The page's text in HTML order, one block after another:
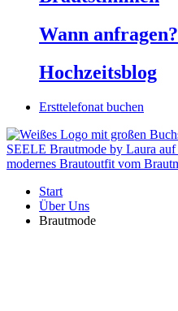
Wann anfragen?
Hochzeits­blog
Ersttelefonat buchen
Start
Über Uns
Brautmode